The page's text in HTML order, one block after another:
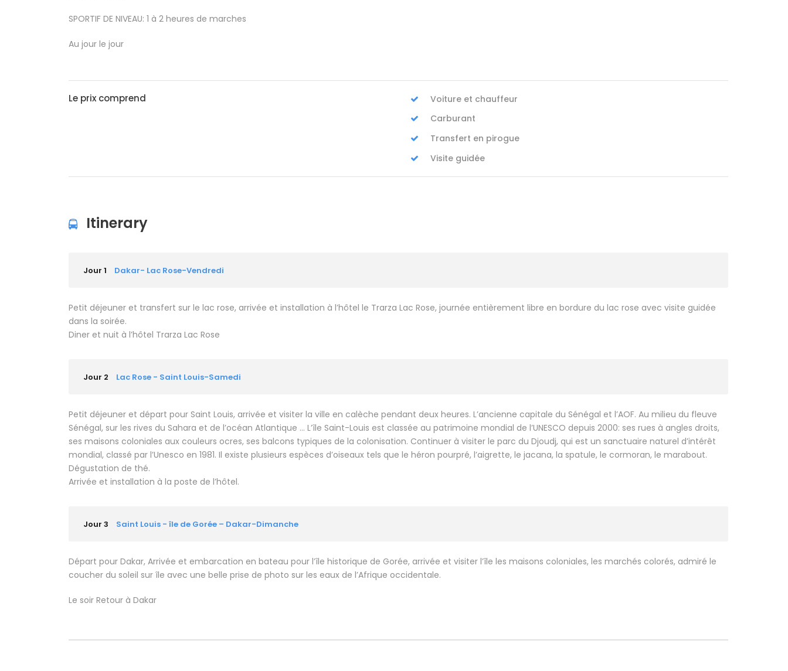
SPORTIF DE NIVEAU: 1 à 2 heures de marches
Au jour le jour
Le prix comprend
Voiture et chauffeur
Carburant
Transfert en pirogue
Visite guidée
Itinerary
Jour 1 Dakar- Lac Rose-Vendredi
Petit déjeuner et transfert sur le lac rose, arrivée et installation à l’hôtel le Trarza Lac Rose, journée entièrement libre en bordure du lac rose avec visite guidée
dans la soirée.
Diner et nuit à l’hôtel Trarza Lac Rose
Jour 2 Lac Rose - Saint Louis-Samedi
Petit déjeuner et départ pour Saint Louis, arrivée et visiter la ville en calèche pendant deux heures. L’ancienne capitale du Sénégal et l’AOF. Au milieu du fleuve
Sénégal, sur les rives du Sahara et de l’océan Atlantique … L’île Saint-Louis est classée au patrimoine mondial de l’UNESCO depuis 2000: ses rues à angles droits,
ses maisons coloniales aux couleurs ocres, ses balcons typiques de la colonisation. Continuer à visiter le parc du Djoudj, qui est un sanctuaire naturel d’intérêt
mondial, classé par l’Unesco en 1981. Il existe plusieurs espèces d’oiseaux tels que le héron pourpré, l’aigrette, le jacana, la spatule, le cormoran, le marabout.
Dégustation de thé.
Arrivée et installation à la poste de l’hôtel.
Jour 3 Saint Louis - île de Gorée – Dakar-Dimanche
Départ pour Dakar, Arrivée et embarcation en bateau pour l’île historique de Gorée, arrivée et visiter l’île les maisons coloniales, les marchés colorés, admiré le
coucher du soleil sur île avec une belle prise de photo sur les eaux de l’Afrique occidentale.
Le soir Retour à Dakar